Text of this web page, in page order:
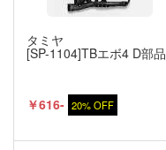
タミヤ
[SP-1104]TBエボ4 D部品
￥616- 20% OFF